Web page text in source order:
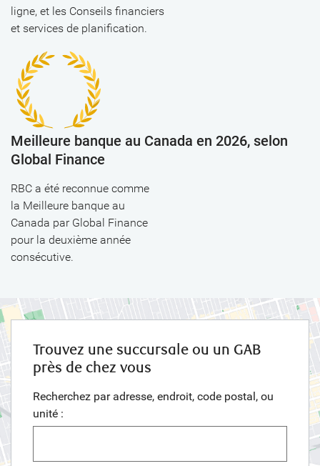
ligne, et les Conseils financiers
et services de planification.
Meilleure banque au Canada en 2026, selon
Global Finance
RBC a été reconnue comme
la Meilleure banque au
Canada par Global Finance
pour la deuxième année
consécutive.
Trouvez une succursale ou un GAB
près de chez vous
Recherchez par adresse, endroit, code postal, ou
unité :